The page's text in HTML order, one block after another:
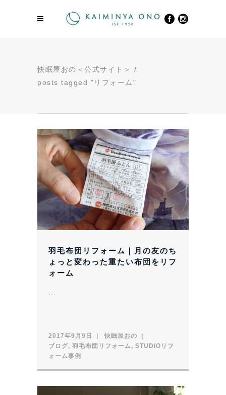
快眠屋おの＜公式サイト＞
/
posts tagged "リフォーム"
羽毛布団リフォーム｜月の友のち
ょっと変わった重たい布団をリフ
ォーム
2017年9月9日
快眠屋おの
ブログ, 羽毛布団リフォーム, STUDIOリフ
ォーム事例